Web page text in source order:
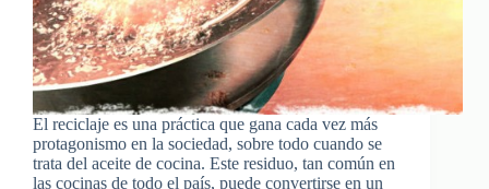
El reciclaje es una práctica que gana cada vez más
protagonismo en la sociedad, sobre todo cuando se
trata del aceite de cocina. Este residuo, tan común en
las cocinas de todo el país, puede convertirse en un